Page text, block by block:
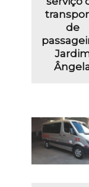
de